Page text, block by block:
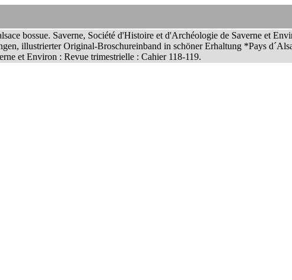
bossue. Saverne, Société d'Histoire et d'Archéologie de Saverne et
illustrierter Original-Broschureinband in schöner Erhaltung *Pays
et Environ : Revue trimestrielle : Cahier 118-119.